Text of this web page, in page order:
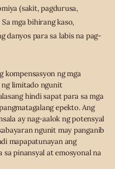
(sakit, pagdurusa,
mga bihirang kaso,
danyos para sa labis na pag-
kompensasyon ng mga
ng limitado ngunit
hindi sapat para sa mga
epekto. Ang
ay nag-aalok ng potensyal
ngunit may panganib
mapapatunayan ang
sa pinansyal at emosyonal na